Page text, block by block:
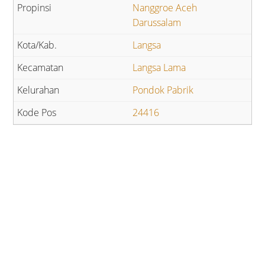
Nanggroe Aceh
Darussalam
Langsa
Langsa Lama
Pondok Pabrik
24416